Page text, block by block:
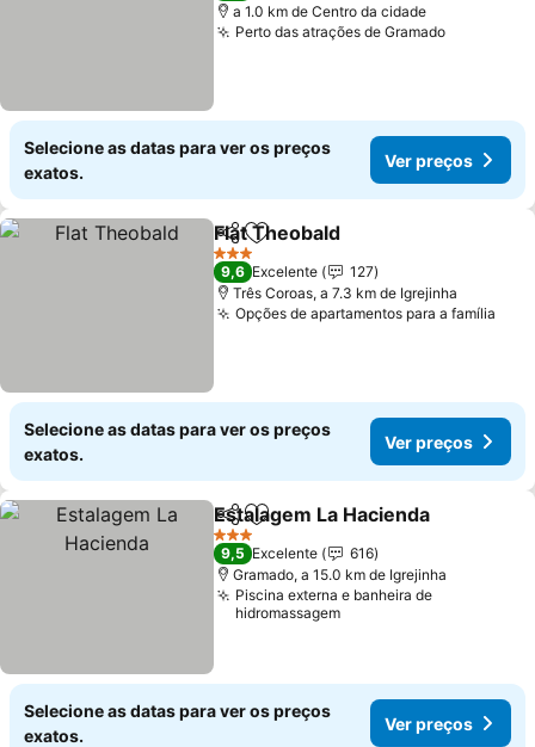
a 1.0 km de Centro da cidade
Perto das atrações de Gramado
Selecione as datas para ver os preços
exatos.
Ver preços
PartilharAdicionar aos favoritos
Flat Theobald
3 Estrelas
9,6 Excelente
127
Três Coroas, a 7.3 km de Igrejinha
Opções de apartamentos para a família
Selecione as datas para ver os preços
exatos.
Ver preços
PartilharAdicionar aos favoritos
Estalagem La Hacienda
3 Estrelas
9,5 Excelente
616
Gramado, a 15.0 km de Igrejinha
Piscina externa e banheira de
hidromassagem
Selecione as datas para ver os preços
exatos.
Ver preços